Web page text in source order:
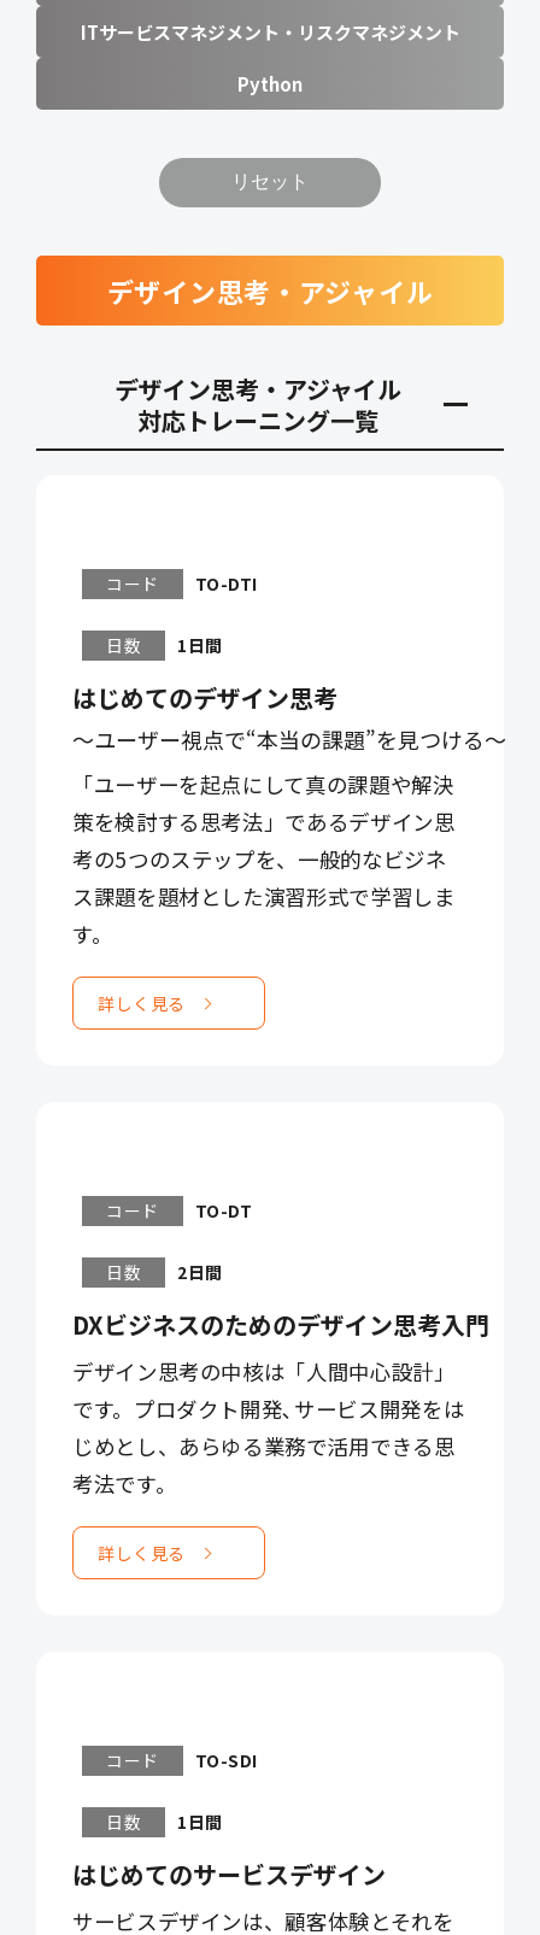
ITサービスマネジメント・リスクマネジメント
Python
リセット
デザイン思考・アジャイル
デザイン思考・アジャイル
対応トレーニング一覧
コード TO-DTI
日数 1日間
はじめてのデザイン思考
～ユーザー視点で“本当の課題”を見つける～
「ユーザーを起点にして真の課題や解決
策を検討する思考法」であるデザイン思
考の5つのステップを、一般的なビジネ
ス課題を題材とした演習形式で学習しま
す。
詳しく見る
コード TO-DT
日数 2日間
DXビジネスのためのデザイン思考入門
デザイン思考の中核は「人間中心設計」
です。プロダクト開発､サービス開発をは
じめとし、あらゆる業務で活用できる思
考法です。
詳しく見る
コード TO-SDI
日数 1日間
はじめてのサービスデザイン
サービスデザインは、顧客体験とそれを